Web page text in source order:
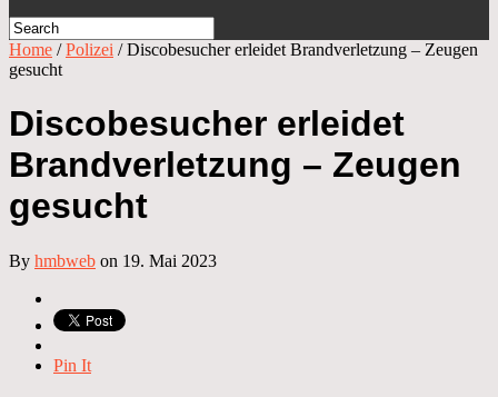
Home /Polizei /Discobesucher erleidet Brandverletzung – Zeugen
gesucht
Discobesucher erleidet
Brandverletzung – Zeugen
gesucht
By hmbweb on 19. Mai 2023
Pin It